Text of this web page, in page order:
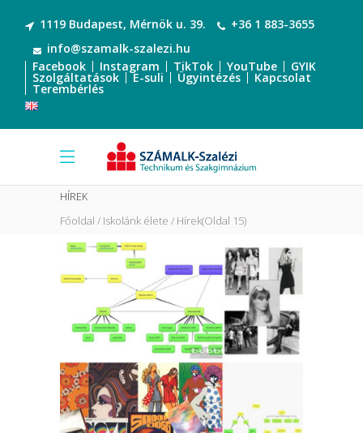
1119 Budapest, Mérnök u. 39.
+36 1 883-3655
info@szamalk-szalezi.hu
Facebook
Instagram TikTok YouTube GYIK
Szolgáltatások E-suli Ügyintézés Kapcsolat
Terembérlés
HÍREK
Főoldal Iskolánk élete Hírek(Oldal 15)